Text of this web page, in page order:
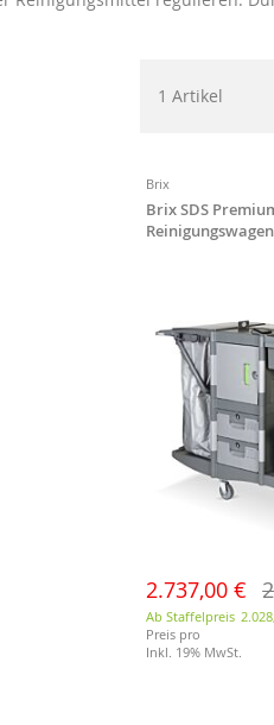
1 Artikel
Brix
Brix SDS
Reinigungswagen
2.737,00 €
Ab Staffelpreis
Preis pro
Inkl. 19% MwSt.